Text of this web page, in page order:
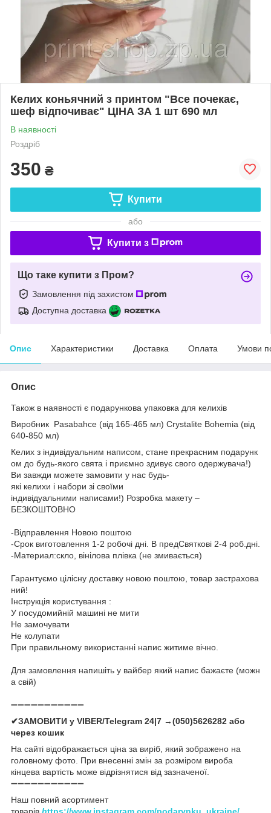
Келих коньячний з принтом "Все почекає,
шеф відпочиває" ЦІНА ЗА 1 шт 690 мл
В наявності
Роздріб
350 ₴
Купити
або
Купити з
Що таке купити з Пром?
Замовлення під захистом
Доступна доставка
Опис Характеристики Доставка Оплата Умови
Опис
Також в наявності є подарункова упаковка для келихів
Виробник Pasabahce (від 165-465 мл) Crystalite Bohemia (від
640-850 мл)
Келих з індивідуальним написом, стане прекрасним подарунк
ом до будь-якого свята і приємно здивує свого одержувача!)
Ви завжди можете замовити у нас будь-
які келихи і набори зі своїми
індивідуальними написами!) Розробка макету –
БЕЗКОШТОВНО
-Відправлення Новою поштою
-Срок виготовлення 1-2 робочі дні. В предСвяткові 2-4 роб.дні.
-Материал:скло, вінілова плівка (не змивається)
Гарантуємо цілісну доставку новою поштою, товар застрахова
ний!
Інструкція користування :
У посудомийній машині не мити
Не замочувати
Не колупати
При правильному використанні напис житиме вічно.
Для замовлення напишіть у вайбер який напис бажаєте (можн
а свій)
➖➖➖➖➖➖➖➖➖➖➖
✔ЗАМОВИТИ у VIBER/Telegram 24|7 →(050)5626282 або
через кошик
На сайті відображається ціна за виріб, який зображено на
головному фото. При внесенні змін за розміром вироба
кінцева вартість може відрізнятися від зазначеної.
➖➖➖➖➖➖➖➖➖➖➖
Наш повний асортимент
товарів https://www.instagram.com/podarynku_ukraine/